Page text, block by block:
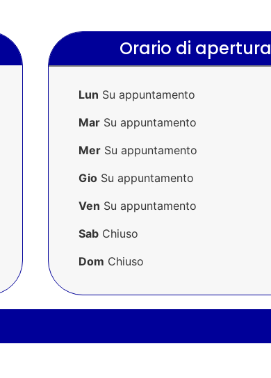
Orario di apertura
Lun Su appuntamento
MarSu appuntamento
MerSu appuntamento
GioSu appuntamento
Ven Su appuntamento
SabChiuso
Dom Chiuso